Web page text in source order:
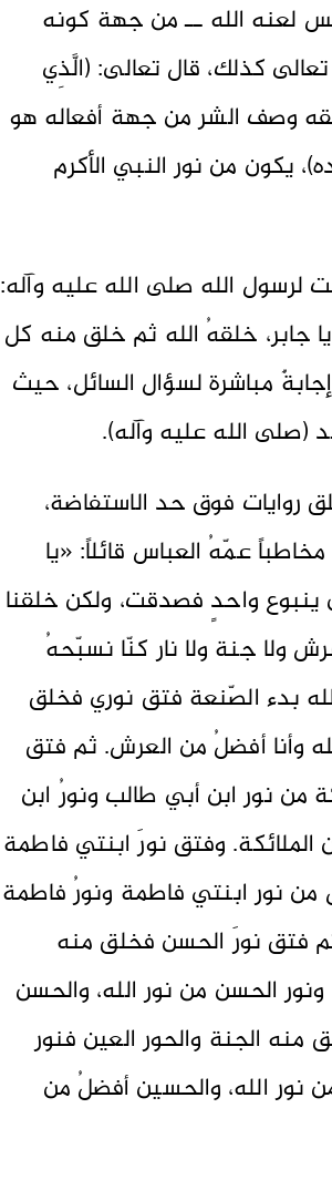
لعنه الله ــ من جهة كونه
كذلك، قال تعالى: (الَّذِي
الآية)، السجدة: 7، نعم يلحقه وصف الشر من جهة أفعاله هو
يكون من نور النبي الأكرم
لرسول الله صلى الله عليه وآله:
جابر، خلقهُ الله ثم خلق منه كل
وفي هذا الرواية إجابةٌ مباشرة لسؤال السائل، حيث
الله عليه وآله).
روايات فوق حد الاستفاضة،
عمّهُ العباس قائلاً: «يا
ينبوع واحدٍ فصدقت، ولكن خلقنا
ولا جنة ولا نار كنّا نسبّحهُ
بدء الصّنعة فتق نوري فخلق
وأنا أفضلُ من العرش. ثم فتق
من نور ابن أبي طالب ونورُ ابن
وفتق نورَ ابنتي فاطمة
من نور ابنتي فاطمة ونورُ فاطمة
فتق نورَ الحسن فخلق منه
الحسن من نور الله، والحسن
الجنة والحور العين فنور
نور الله، والحسين أفضلُ من